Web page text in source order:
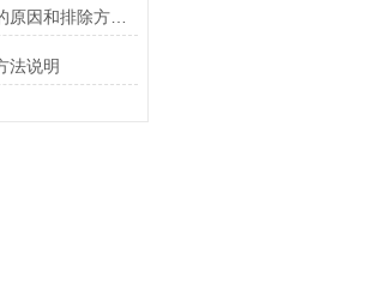
液压盘式制动器失灵的原因和排除方法介绍
法说明